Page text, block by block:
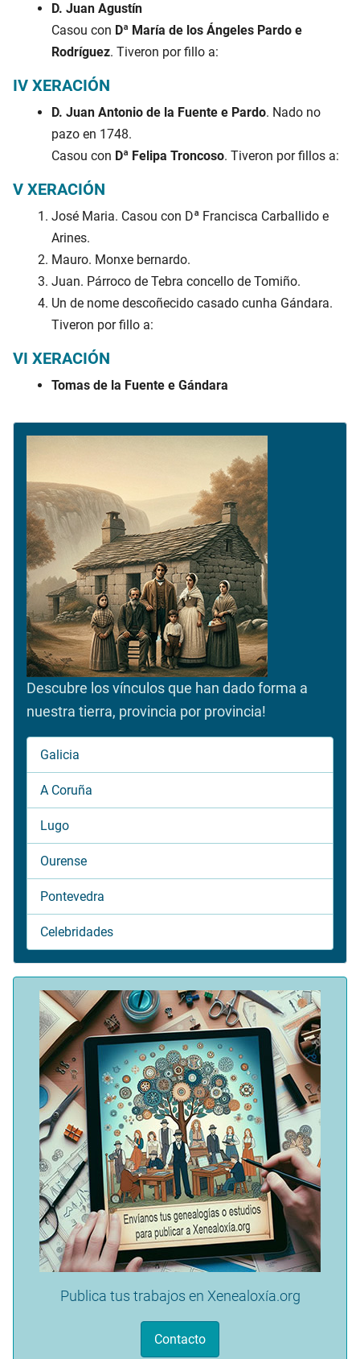
D. Juan Agustín
Casou con Dª María de los Ángeles Pardo e
Rodríguez. Tiveron por fillo a:
IV XERACIÓN
D. Juan Antonio de la Fuente e Pardo. Nado no
pazo en 1748.
Casou con Dª Felipa Troncoso. Tiveron por fillos a:
V XERACIÓN
José Maria. Casou con Dª Francisca Carballido e
Arines.
Mauro. Monxe bernardo.
Juan. Párroco de Tebra concello de Tomiño.
Un de nome descoñecido casado cunha Gándara.
Tiveron por fillo a:
VI XERACIÓN
Tomas de la Fuente e Gándara
Descubre los vínculos que han dado forma a
nuestra tierra, provincia por provincia!
Galicia
A Coruña
Lugo
Ourense
Pontevedra
Celebridades
Publica tus trabajos en Xenealoxía.org
Contacto